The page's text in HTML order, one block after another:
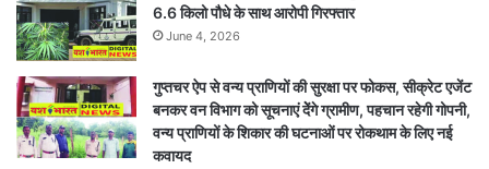
6.6 किलो पौधे के साथ आरोपी गिरफ्तार
June 4, 2026
गुप्तचर ऐप से वन्य प्राणियों की सुरक्षा पर फोकस, सीक्रेट एजेंट
बनकर वन विभाग को सूचनाएं देेंगे ग्रामीण, पहचान रहेगी गोपनी,
वन्य प्राणियों के शिकार की घटनाओं पर रोकथाम के लिए नई
कवायद